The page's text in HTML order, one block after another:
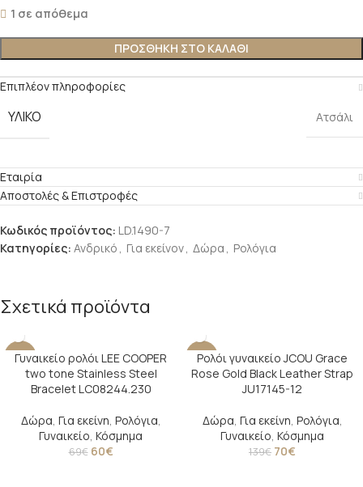
1 σε απόθεμα
ΠΡΟΣΘΗΚΗ ΣΤΟ ΚΑΛΑΘΙ
Επιπλέον πληροφορίες
ΥΛΙΚΟ Ατσάλι
Εταιρία
Αποστολές & Επιστροφές
Κωδικός προϊόντος: LD.1490-7
Κατηγορίες: Ανδρικό , Για εκείνον, Δώρα , Ρολόγια
Σχετικά προϊόντα
-13%
Γυναικείο ρολόι LEE COOPER
two tone Stainless Steel
Bracelet LC08244.230
Δώρα, Για εκείνη, Ρολόγια,
Γυναικείο, Κόσμημα
69€ 60€
-50%
Ρολόι γυναικείο JCOU Grace
Rose Gold Black Leather Strap
JU17145-12
Δώρα, Για εκείνη, Ρολόγια,
Γυναικείο, Κόσμημα
139€ 70€